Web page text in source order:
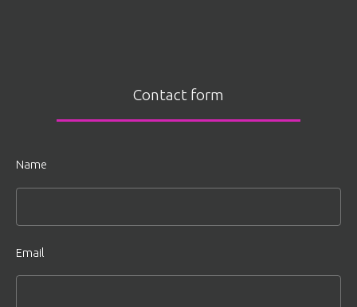
Contact form
Name
Email